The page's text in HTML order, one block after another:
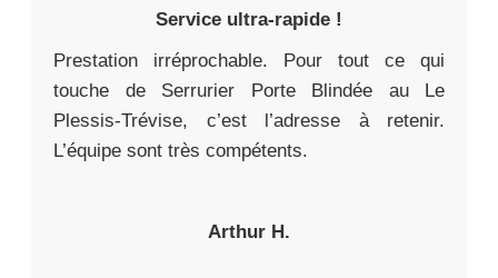
Service ultra-rapide !
Prestation irréprochable. Pour tout ce qui
touche de Serrurier Porte Blindée au Le
Plessis-Trévise, c’est l’adresse à retenir.
L’équipe sont très compétents.
Arthur H.